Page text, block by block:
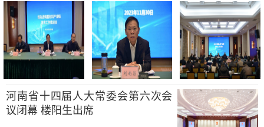
河南省十四届人大常委会第六次会
议闭幕 楼阳生出席